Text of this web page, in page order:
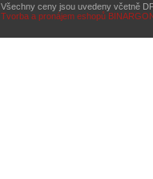
Všechny ceny jsou uvedeny včetně
Tvorba a pronájem eshopů